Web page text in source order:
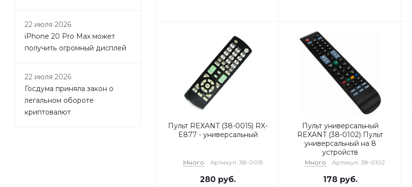
Пульт REXANT (38-0015) RX-
E877 - универсальный
Много Артикул: 38-0015
280 руб.
Пульт универсальный
REXANT (38-0102) Пульт
универсальный на 8
устройств
Много Артикул: 38-0102
178руб.
22 июля 2026
iPhone 20 Pro Max может
получить огромный дисплей
22 июля 2026
Госдума приняла закон о
легальном обороте
криптовалют